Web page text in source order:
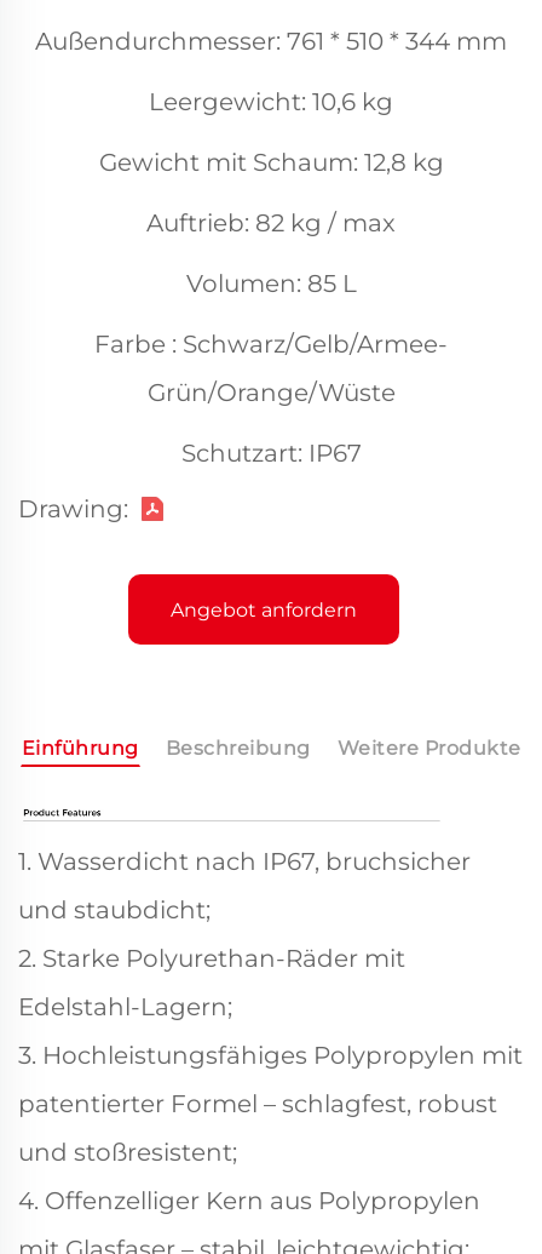
Außendurchmesser: 761 * 510 * 344 mm
Leergewicht: 10,6 kg
Gewicht mit Schaum: 12,8 kg
Auftrieb: 82 kg / max
Volumen: 85 L
Farbe : Schwarz/Gelb/Armee-
Grün/Orange/Wüste
Schutzart: IP67
Drawing:
Angebot anfordern
Einführung Beschreibung Weitere Produkte
1. Wasserdicht nach IP67, bruchsicher
und staubdicht;
2. Starke Polyurethan-Räder mit
Edelstahl-Lagern;
3. Hochleistungsfähiges Polypropylen mit
patentierter Formel – schlagfest, robust
und stoßresistent;
4. Offenzelliger Kern aus Polypropylen